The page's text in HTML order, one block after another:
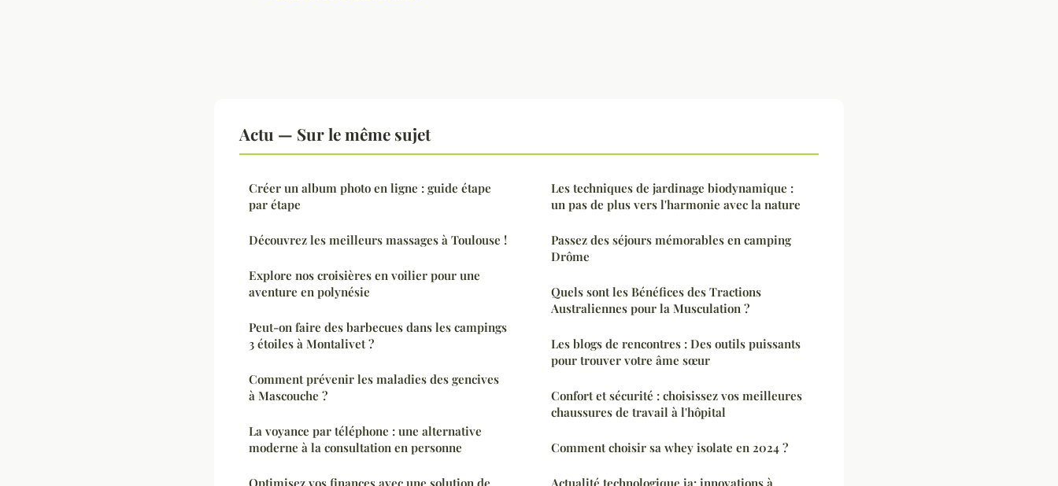
Actu — Sur le même sujet
Créer un album photo en ligne : guide étape
par étape
Découvrez les meilleurs massages à Toulouse !
Explore nos croisières en voilier pour une
aventure en polynésie
Peut-on faire des barbecues dans les campings
3 étoiles à Montalivet ?
Comment prévenir les maladies des gencives
à Mascouche ?
La voyance par téléphone : une alternative
moderne à la consultation en personne
Optimisez vos finances avec une solution de
Les techniques de jardinage biodynamique :
un pas de plus vers l'harmonie avec la nature
Passez des séjours mémorables en camping
Drôme
Quels sont les Bénéfices des Tractions
Australiennes pour la Musculation ?
Les blogs de rencontres : Des outils puissants
pour trouver votre âme sœur
Confort et sécurité : choisissez vos meilleures
chaussures de travail à l'hôpital
Comment choisir sa whey isolate en 2024 ?
Actualité technologique ia: innovations à